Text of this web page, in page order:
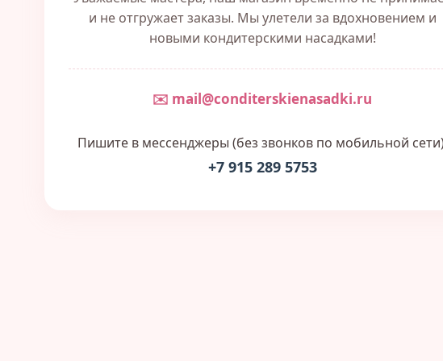
и не отгружает заказы. Мы улетели за вдохновением и
новыми кондитерскими насадками!
✉️ mail@conditerskienasadki.ru
Пишите в мессенджеры (без звонков по мобильной
+7 915 289 5753